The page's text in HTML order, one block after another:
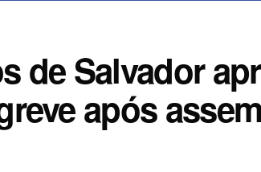
de Salvador
após